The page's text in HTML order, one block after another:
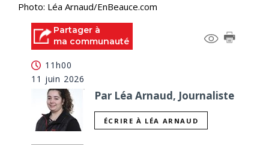
Photo: Léa Arnaud/EnBeauce.com
Partager à
ma communauté
11h00
11 juin 2026
Par Léa Arnaud, Journaliste
ÉCRIRE À LÉA ARNAUD